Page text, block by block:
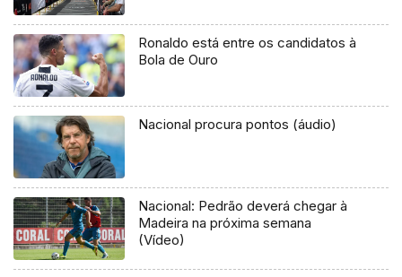
Ronaldo está entre os candidatos à
Bola de Ouro
Nacional procura pontos (áudio)
Nacional: Pedrão deverá chegar à
Madeira na próxima semana
(Vídeo)